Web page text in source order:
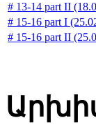
# 13-14 part II
# 15-16 part I
# 15-16 part II